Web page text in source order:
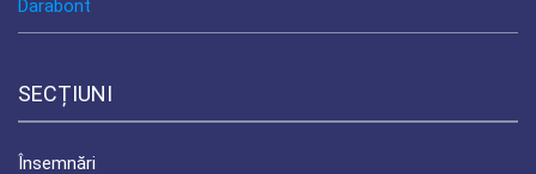
Darabont
SECȚIUNI
Însemnări